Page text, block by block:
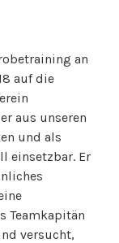
an
auf die
aus unseren
und als
einsetzbar. Er
Teamkapitän
versucht,